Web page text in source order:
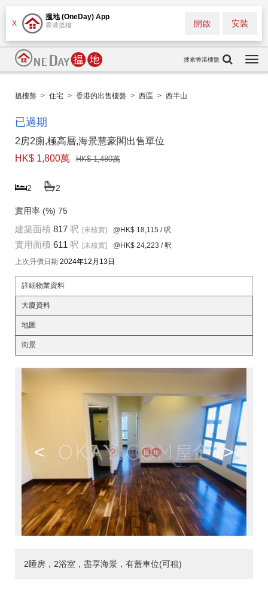
X
搵地 (OneDay) App
香港搵樓 安裝
開啟
搜索香港樓盤
搵樓盤 > 住宅 > 香港的出售樓盤 > 西區 > 西半山
已過期
2房2廁,極高層,海景慧豪閣出售單位
HK$ 1,800萬
HK$ 1,480萬
2 2
實用率 (%) 75
建築面積 817 呎 [未核實] @HK$ 18,115 / 呎
實用面積 611 呎 [未核實] @HK$ 24,223 / 呎
上次升價日期 2024年12月13日
詳細物業資料
大廈資料
地圖
街景
< >
2睡房，2浴室，盡享海景，有蓋車位(可租)